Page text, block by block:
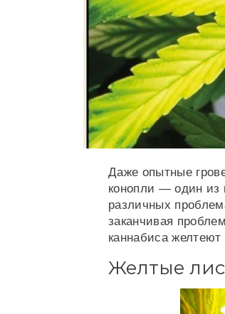
Даже опытные
конопли — один из
различных
заканчивая
каннабиса
Желтые